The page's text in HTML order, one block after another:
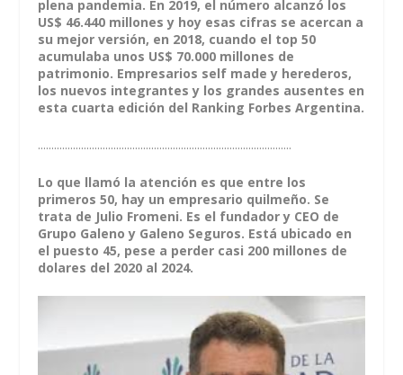
plena pandemia. En 2019, el número alcanzó los
US$ 46.440 millones y hoy esas cifras se acercan a
su mejor versión, en 2018, cuando el top 50
acumulaba unos US$ 70.000 millones de
patrimonio. Empresarios self made y herederos,
los nuevos integrantes y los grandes ausentes en
esta cuarta edición del Ranking Forbes Argentina.
..............................................................................................
Lo que llamó la atención es que entre los
primeros 50, hay un empresario quilmeño. Se
trata de Julio Fromeni. Es el fundador y CEO de
Grupo Galeno y Galeno Seguros. Está ubicado en
el puesto 45, pese a perder casi 200 millones de
dolares del 2020 al 2024.